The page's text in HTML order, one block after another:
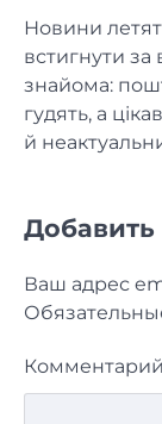
Новини
встигнути за
знайома:
гудять, а
й
Ваш адрес
Комментарий